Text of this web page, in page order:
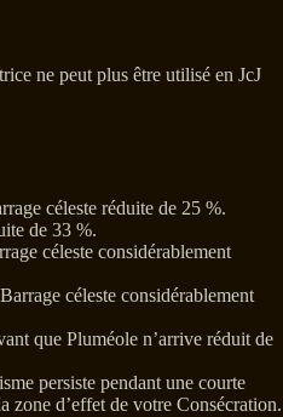
ne peut plus être utilisé en JcJ
céleste réduite de 25 %.
de 33 %.
céleste considérablement
céleste considérablement
que Pluméole n’arrive réduit de
persiste pendant une courte
zone d’effet de votre Consécration.